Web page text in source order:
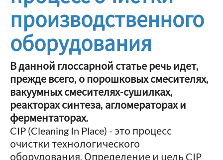
производственного
оборудования
В данной глоссарной статье речь идет,
прежде всего, о порошковых смесителях,
вакуумных смесителях-сушилках,
реакторах синтеза, агломераторах и
ферментаторах.
CIP (Cleaning In Place) - это процесс
очистки технологического
оборудования. Определение и цель CIP